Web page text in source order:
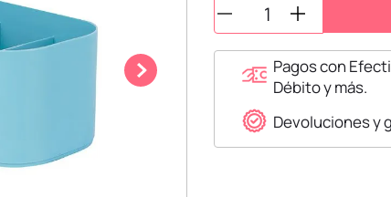
Pagos con
Débito y más.
Devoluciones y